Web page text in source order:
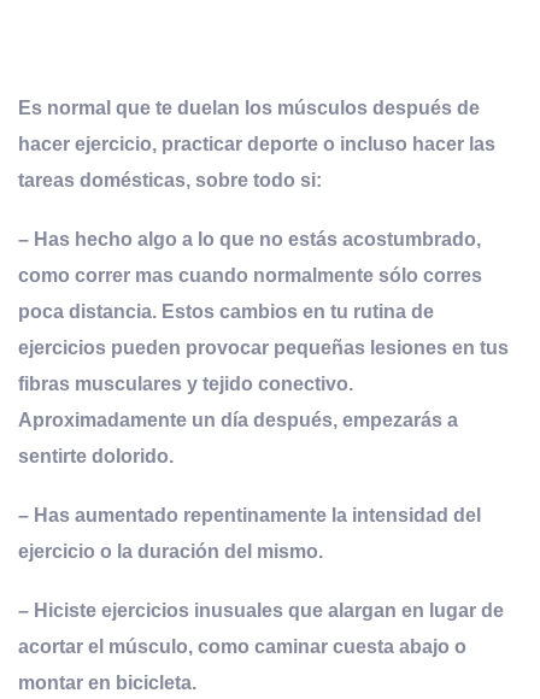
Es normal que te duelan los músculos después de
hacer ejercicio, practicar deporte o incluso hacer las
tareas domésticas, sobre todo si:
– Has hecho algo a lo que no estás acostumbrado,
como correr mas cuando normalmente sólo corres
poca distancia. Estos cambios en tu rutina de
ejercicios pueden provocar pequeñas lesiones en tus
fibras musculares y tejido conectivo.
Aproximadamente un día después, empezarás a
sentirte dolorido.
– Has aumentado repentinamente la intensidad del
ejercicio o la duración del mismo.
– Hiciste ejercicios inusuales que alargan en lugar de
acortar el músculo, como caminar cuesta abajo o
montar en bicicleta.